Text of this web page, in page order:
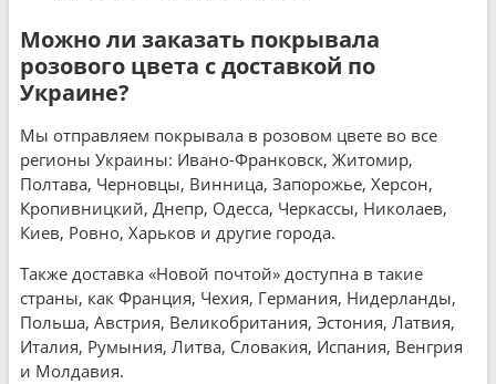
Можно ли заказать покрывала
розового цвета с доставкой по
Украине?
Мы отправляем покрывала в розовом цвете во все
регионы Украины: Ивано-Франковск, Житомир,
Полтава, Черновцы, Винница, Запорожье, Херсон,
Кропивницкий, Днепр, Одесса, Черкассы, Николаев,
Киев, Ровно, Харьков и другие города.
Также доставка «Новой почтой» доступна в такие
страны, как Франция, Чехия, Германия, Нидерланды,
Польша, Австрия, Великобритания, Эстония, Латвия,
Италия, Румыния, Литва, Словакия, Испания, Венгрия
и Молдавия.